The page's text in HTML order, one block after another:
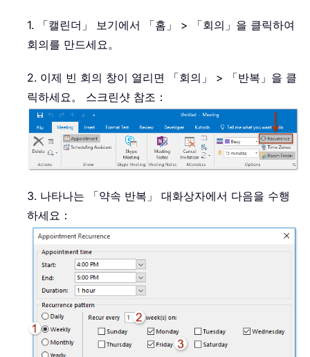
1. 「캘린더」 보기에서 「홈」 > 「회의」을 클릭하여
회의를 만드세요。
2. 이제 빈 회의 창이 열리면 「회의」 > 「반복」을 클
릭하세요。 스크린샷 참조：
3. 나타나는 「약속 반복」 대화상자에서 다음을 수행
하세요：